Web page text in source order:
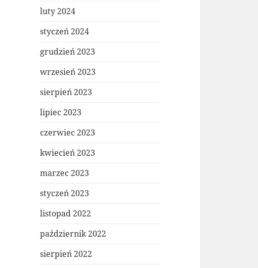
luty 2024
styczeń 2024
grudzień 2023
wrzesień 2023
sierpień 2023
lipiec 2023
czerwiec 2023
kwiecień 2023
marzec 2023
styczeń 2023
listopad 2022
październik 2022
sierpień 2022